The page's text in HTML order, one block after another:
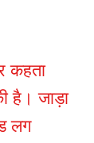
कहता
है। जाड़ा
लग